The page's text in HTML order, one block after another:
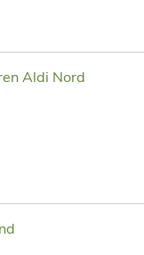
Aldi Nord